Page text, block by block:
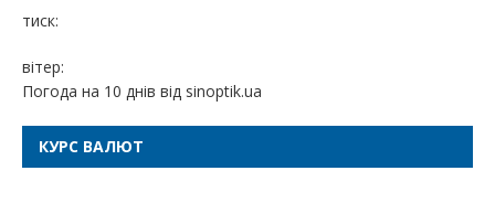
тиск:
вітер:
Погода на 10 днів від sinoptik.ua
КУРС ВАЛЮТ